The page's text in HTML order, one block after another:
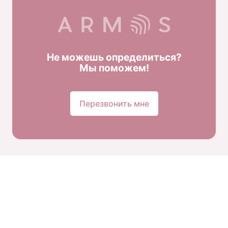
Не можешь определиться?
Мы поможем!
Перезвонить мне